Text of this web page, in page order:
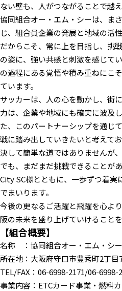
ない壁も、人がつながることで越
協同組合オー・エム・シーは、ま
じ、組合員企業の発展と地域の活
だからこそ、常に上を目指し、挑
の姿に、強い共感と刺激を感じて
の過程にある覚悟や積み重ねにこ
ています。
サッカーは、人の心を動かし、街
力は、企業や地域にも確実に波及
た、このパートナーシップを通じ
戦に踏み出していきたいと考えてお
決して簡単な道ではありませんが
でも、まだまだ挑戦できることが
City SC様とともに、一歩ずつ着実
でまいります。
今後の更なるご活躍と飛躍を心よ
阪の未来を盛り上げていけること
【組合概要】
名称 ：協同組合オー・エム・シー
所在地：大阪府守口市豊秀町2丁目
TEL/FAX：06-6998-2171/06-6998-
事業内容：ETCカード事業・燃料